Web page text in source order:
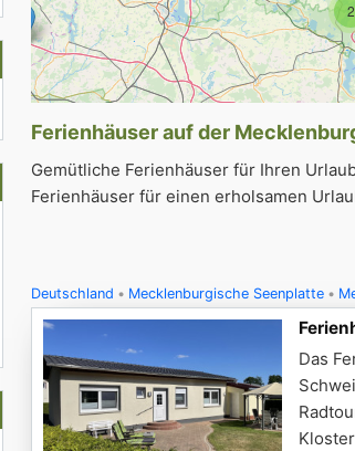
2
Ferienhäuser auf der
Gemütliche Ferienhäuser für Ihren
Ferienhäuser für einen erholsamen
Deutschland Mecklenburgische Seenplatte
Das